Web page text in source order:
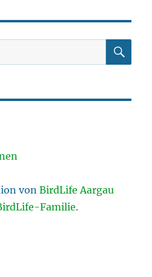
vonBirdLife Aargau
Familie.